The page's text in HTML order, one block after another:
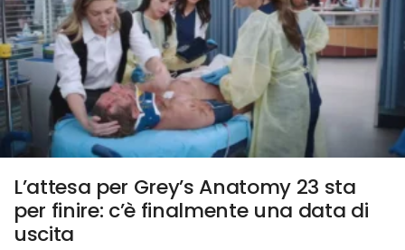
L’attesa per Grey’s Anatomy 23 sta
per finire: c’è finalmente una data di
uscita